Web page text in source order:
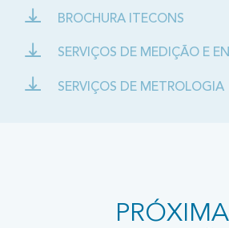
BROCHURA ITECONS
SERVIÇOS DE MEDIÇÃO E
SERVIÇOS DE METROLOGIA